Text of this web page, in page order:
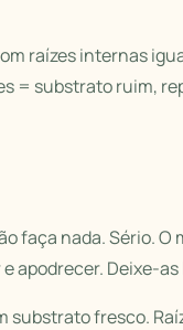
raízes internas
= substrato ruim,
faça nada. Sério.
apodrecer. Deixe-as
substrato fresco.